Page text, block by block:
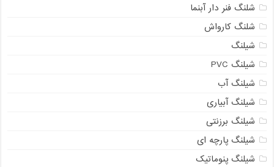
شلنگ فنر دار آبنما
شلنگ کارواش
شیلنگ
شیلنگ PVC
شیلنگ آب
شیلنگ آبیاری
شیلنگ برزنتی
شیلنگ پارچه ای
شیلنگ پنوماتیک